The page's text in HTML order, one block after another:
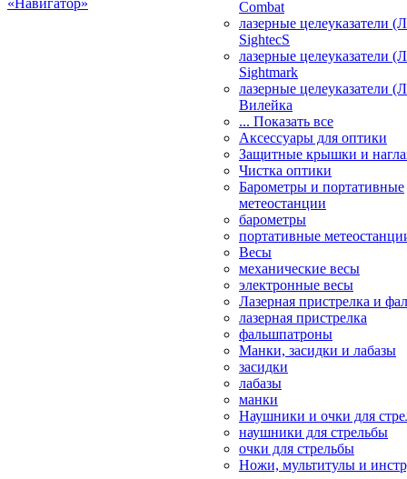
Combat
лазерные целеуказатели
SightecS
лазерные целеуказатели
Sightmark
лазерные целеуказатели
Вилейка
... Показать все
Аксессуары для оптики
Защитные крышки и
Чистка оптики
Барометры и портативные
метеостанции
барометры
портативные
Весы
механические весы
электронные весы
Лазерная пристрелка и
лазерная пристрелка
фальшпатроны
Манки, засидки и лабазы
засидки
лабазы
манки
Наушники и очки для
наушники для стрельбы
очки для стрельбы
Ножи, мультитулы и